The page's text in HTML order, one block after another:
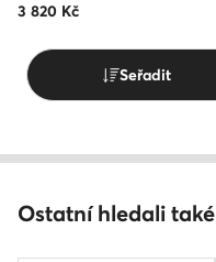
3 820 Kč
Seřadit
Ostatní hledali také